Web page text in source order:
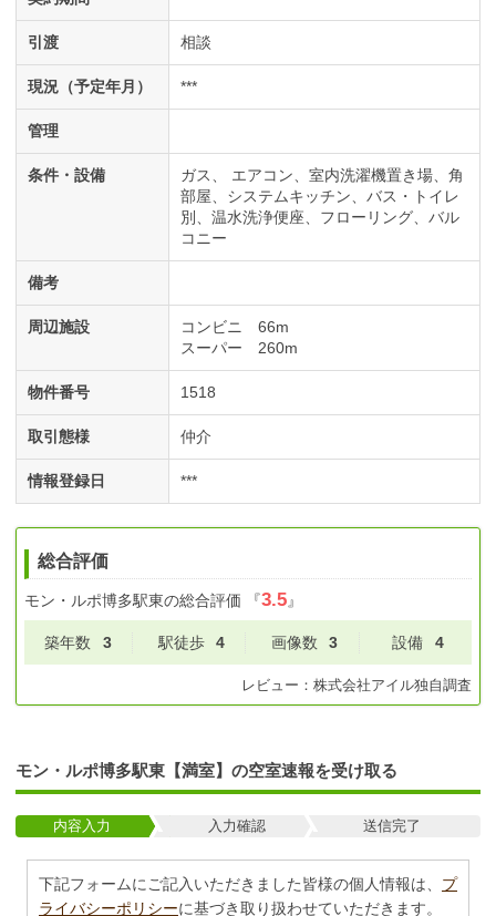
引渡 相談
現況（予定年月） ***
管理
条件・設備 ガス エアコン 室内洗濯機置き場
角
部屋
システムキッチン
バス・トイレ
別
温水洗浄便座 フローリング
バル
コニー
備考
周辺施設
コンビニ 66m
スーパー 260m
物件番号 1518
取引態様 仲介
情報登録日 ***
総合評価
モン・ルポ博多駅東の総合評価 『3.5』
築年数 3 駅徒歩 4 画像数 3 設備 4
レビュー： 株式会社アイル独自調査
モン・ルポ博多駅東【満室】の空室速報を受け取る
内容入力 入力確認 送信完了
下記フォームにご記入いただきました皆様の個人情報は、 プ
ライバシーポリシーに基づき取り扱わせていただきます。